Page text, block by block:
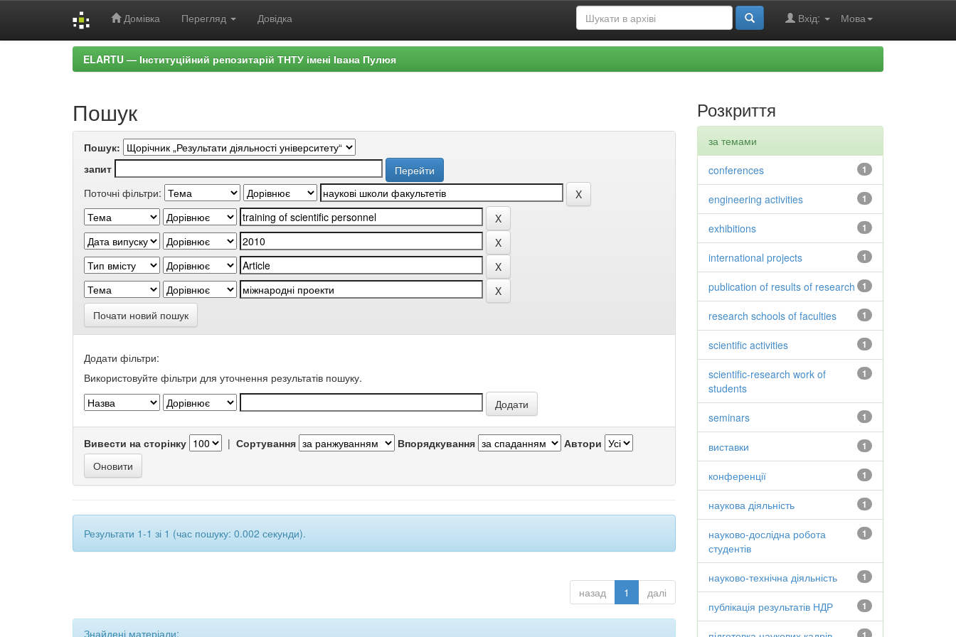
Домівка Перегляд Довідка Мова
Вхід:
ELARTU — Інституційний репозитарій ТНТУ імені Івана Пулюя
Пошук
Пошук:
запит
Поточні фільтри:
Почати новий пошук
Додати фільтри:
Використовуйте фільтри для уточнення результатів пошуку.
Вивести на сторінку | Сортування Впорядкування Автори
Результати 1-1 зі 1 (час пошуку: 0.002 секунди).
назад 1 далі
Знайдені матеріали:
Розкриття
за темами
1
conferences
1
engineering activities
1
exhibitions
1
international projects
1
publication of results of research
1
research schools of faculties
1
scientific activities
1
scientific-research work of
students
1
seminars
1
виставки
1
конференції
1
наукова діяльність
1
науково-дослідна робота
студентів
1
науково-технічна діяльність
1
публікація результатів НДР